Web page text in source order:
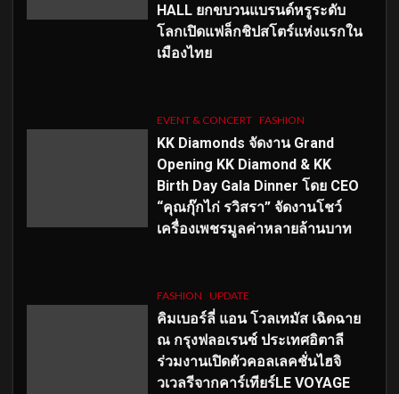
HALL ยกขบวนแบรนด์หรูระดับ
โลกเปิดแฟล็กชิปสโตร์แห่งแรกใน
เมืองไทย
EVENT & CONCERT FASHION
KK Diamonds จัดงาน Grand
Opening KK Diamond & KK
Birth Day Gala Dinner โดย CEO
“คุณกุ๊กไก่ รวิสรา” จัดงานโชว์
เครื่องเพชรมูลค่าหลายล้านบาท
FASHION UPDATE
คิมเบอร์ลี่ แอน โวลเทมัส เฉิดฉาย
ณ กรุงฟลอเรนซ์ ประเทศอิตาลี
ร่วมงานเปิดตัวคอลเลคชั่นไฮจิ
วเวลรีจากคาร์เทียร์LE VOYAGE